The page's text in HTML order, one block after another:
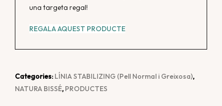
una targeta regal!
REGALA AQUEST PRODUCTE
Categories: LÍNIA STABILIZING (Pell Normal i Greixosa),
NATURA BISSÉ, PRODUCTES